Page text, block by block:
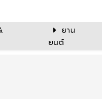
ยาน
ยนต์